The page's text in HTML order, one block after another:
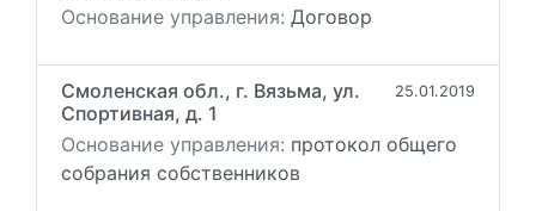
Основание управления: Договор
Смоленская обл., г. Вязьма, ул.
Спортивная, д. 1
25.01.2019
Основание управления: протокол общего
собрания собственников